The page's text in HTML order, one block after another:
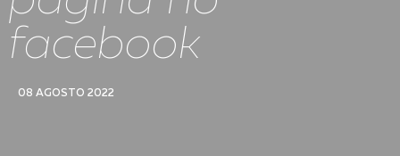
facebook
08 AGOSTO 2022